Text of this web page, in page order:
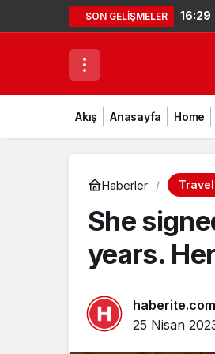
SON GELIŞMELER 16:29
Akış Anasayfa Home
Haberler Travel
She
years.
haberite.com
25 Nisan